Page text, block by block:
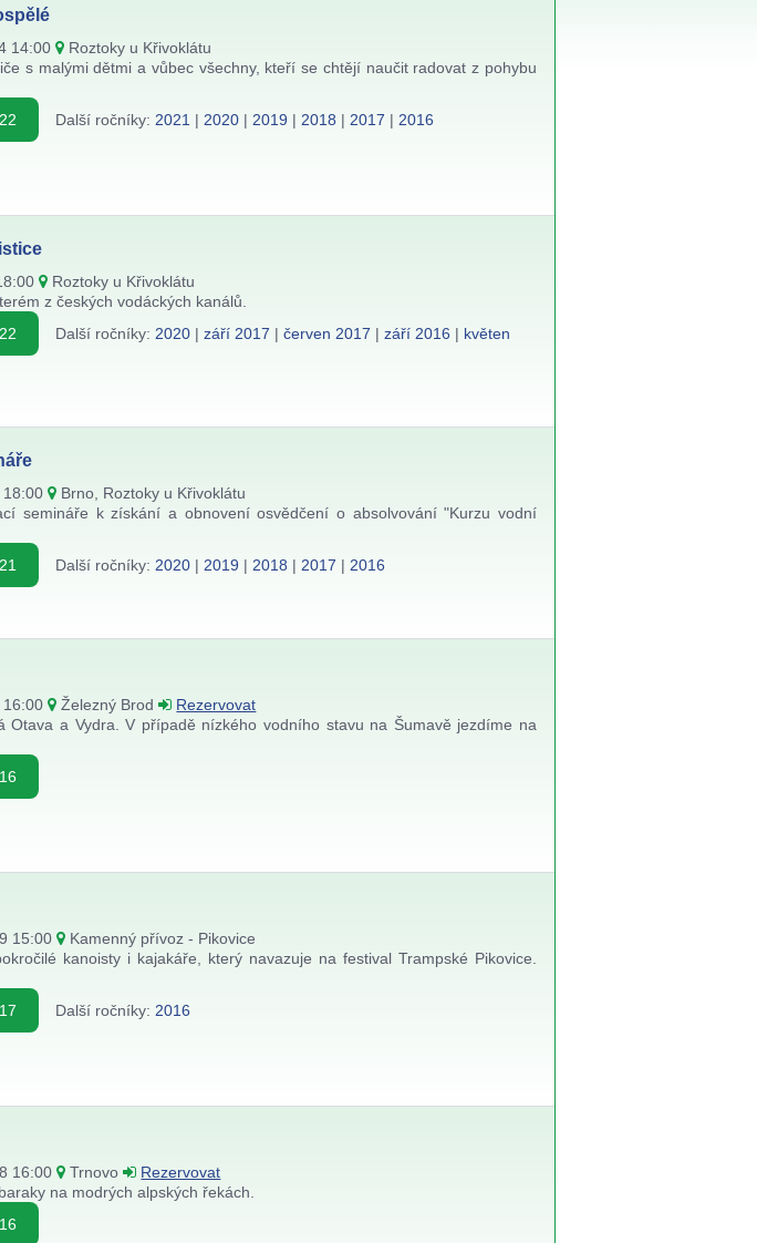
14:00
Roztoky u Křivoklátu
s malými dětmi a vůbec všechny, kteří se chtějí naučit radovat z pohybu
Další ročníky: 2021 | 2020 | 2019 | 2018 | 2017 | 2016
Roztoky u Křivoklátu
z českých vodáckých kanálů.
Další ročníky: 2020 |září 2017 |červen 2017 |září 2016 | květen
18:00
Brno, Roztoky u Křivoklátu
semináře k získání a obnovení osvědčení o absolvování "Kurzu vodní
Další ročníky:2020 |2019 |2018 |2017 |2016
16:00 Železný Brod
Rezervovat
Otava a Vydra. V případě nízkého vodního stavu na Šumavě jezdíme na
15:00
Kamenný přívoz - Pikovice
kanoisty i kajakáře, který navazuje na festival Trampské Pikovice.
Další ročníky:2016
16:00 Trnovo
Rezervovat
na modrých alpských řekách.